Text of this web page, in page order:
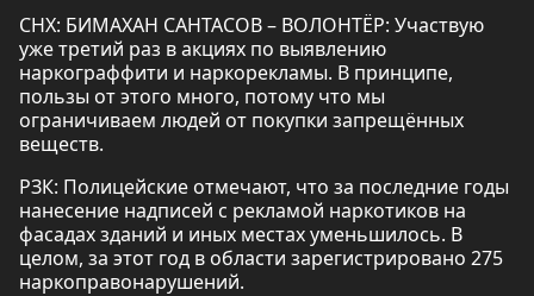
СНХ: БИМАХАН САНТАСОВ – ВОЛОНТЁР: Участвую
уже третий раз в акциях по выявлению
наркограффити и наркорекламы. В принципе,
пользы от этого много, потому что мы
ограничиваем людей от покупки запрещённых
веществ.
РЗК: Полицейские отмечают, что за последние годы
нанесение надписей с рекламой наркотиков на
фасадах зданий и иных местах уменьшилось. В
целом, за этот год в области зарегистрировано 275
наркоправонарушений.